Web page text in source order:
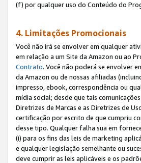
(f) por qualquer uso do Conteúdo do
4. Limitações Promocionais
Você não irá se envolver em qualquer
em relação a um Site da Amazon ou ao
Contrato. Você não poderá se envolver
da Amazon ou de nossas afiliadas
impresso, ebook, correspondência ou
mídia social; desde que tais
Diretrizes de Marcas e as Diretrizes de
certificação por escrito de que cumpriu
desse tipo. Qualquer falha sua em
(i) para os fins das leis de marketing
e qualquer legislação semelhante ou
deve cumprir as leis aplicáveis e os